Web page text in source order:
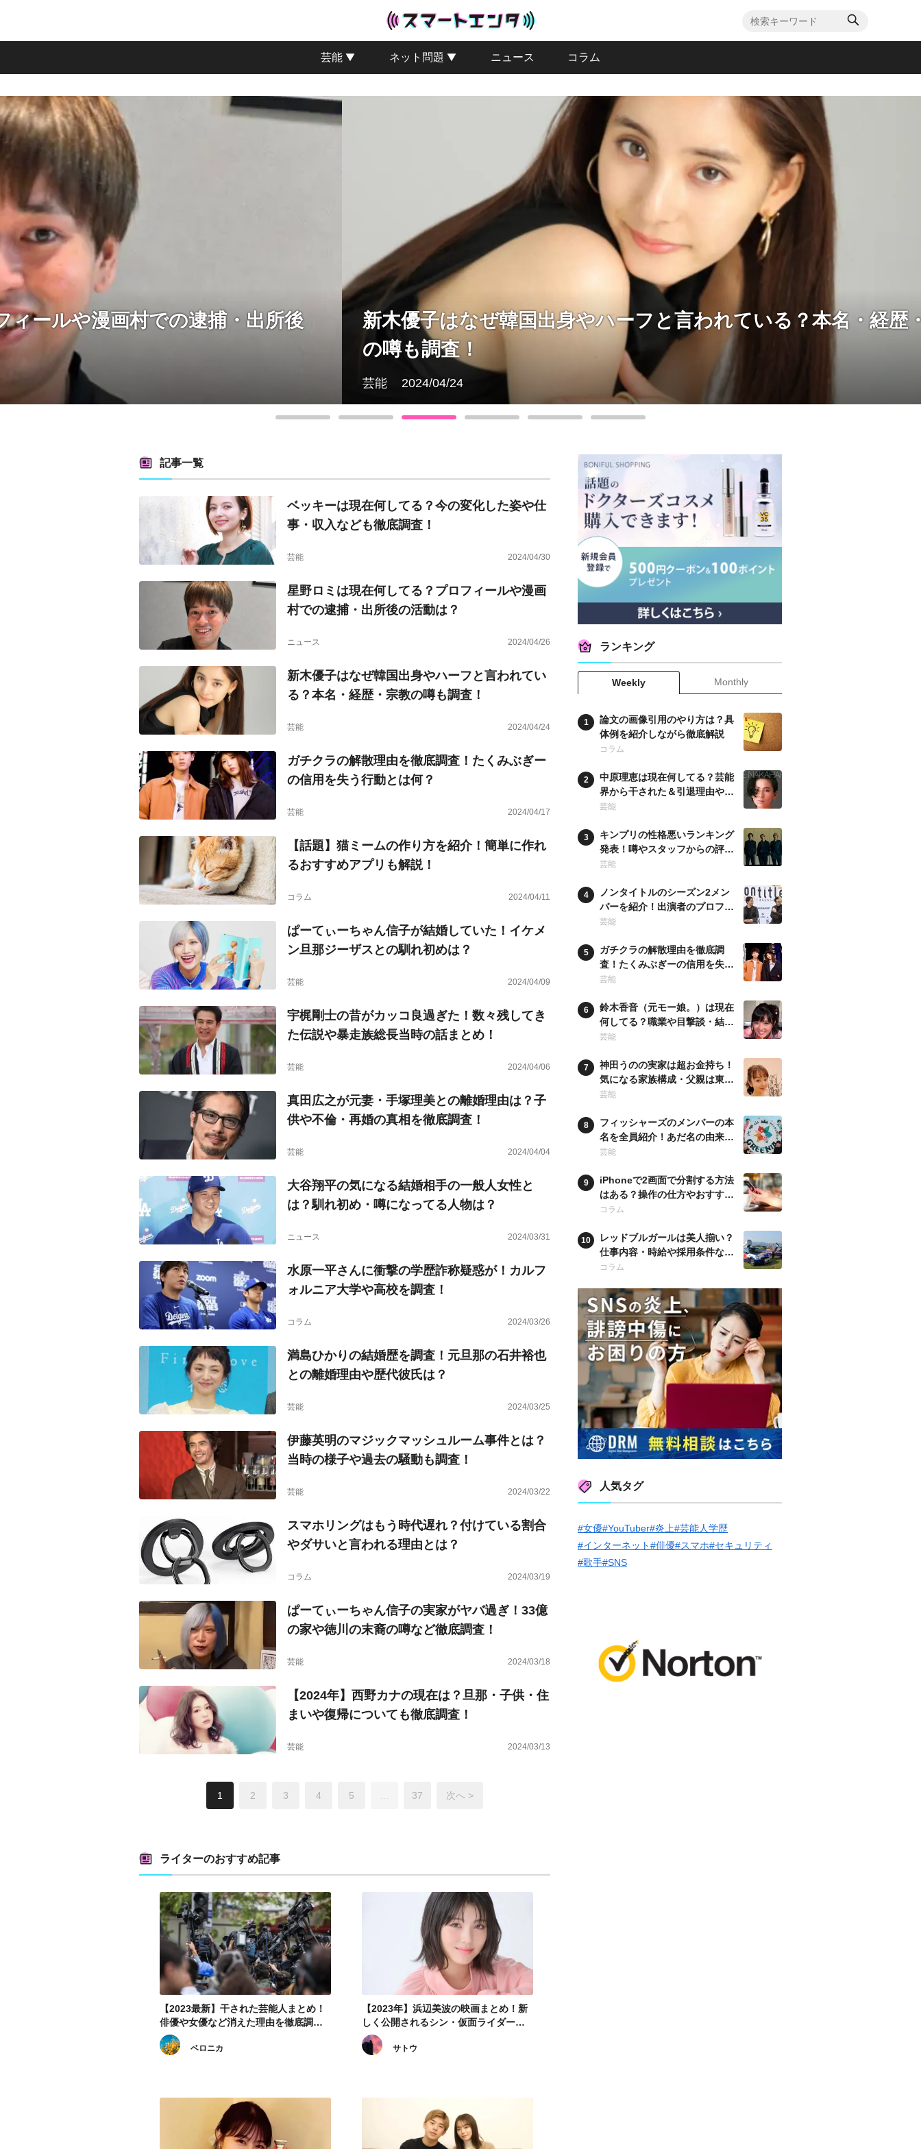
芸能 ネット問題 ニュース コラム
・出所後
新木優子はなぜ韓国出身やハーフと言われている？本名・経歴・宗教
ガチクラの
記事一覧
ベッキーは現在何してる？今の変化した姿や仕
事・収入なども徹底調査！
芸能 2024/04/30
星野ロミは現在何してる？プロフィールや漫画
村での逮捕・出所後の活動は？
ニュース 2024/04/26
新木優子はなぜ韓国出身やハーフと言われてい
る？本名・経歴・宗教の噂も調査！
芸能 2024/04/24
ガチクラの解散理由を徹底調査！たくみぶぎー
の信用を失う行動とは何？
芸能 2024/04/17
【話題】猫ミームの作り方を紹介！簡単に作れ
るおすすめアプリも解説！
コラム 2024/04/11
ぱーてぃーちゃん信子が結婚していた！イケメ
ン旦那ジーザスとの馴れ初めは？
芸能 2024/04/09
宇梶剛士の昔がカッコ良過ぎた！数々残してき
た伝説や暴走族総長当時の話まとめ！
芸能 2024/04/06
真田広之が元妻・手塚理美との離婚理由は？子
供や不倫・再婚の真相を徹底調査！
芸能 2024/04/04
大谷翔平の気になる結婚相手の一般人女性と
は？馴れ初め・噂になってる人物は？
ニュース 2024/03/31
水原一平さんに衝撃の学歴詐称疑惑が！カルフ
ォルニア大学や高校を調査！
コラム 2024/03/26
満島ひかりの結婚歴を調査！元旦那の石井裕也
との離婚理由や歴代彼氏は？
芸能 2024/03/25
伊藤英明のマジックマッシュルーム事件とは？
当時の様子や過去の騒動も調査！
芸能 2024/03/22
スマホリングはもう時代遅れ？付けている割合
やダサいと言われる理由とは？
コラム 2024/03/19
ぱーてぃーちゃん信子の実家がヤバ過ぎ！33億
の家や徳川の末裔の噂など徹底調査！
芸能 2024/03/18
【2024年】西野カナの現在は？旦那・子供・住
まいや復帰についても徹底調査！
芸能 2024/03/13
1 2 3 4 5 37 次へ >
ライターのおすすめ記事
【2023最新】干された芸能人まとめ！
俳優や女優など消えた理由を徹底調
査！
ベロニカ
【2023年】浜辺美波の映画まとめ！新
しく公開されるシン・仮面ライダーに
も注目
サトウ
ランキング
Weekly Monthly
論文の画像引用のやり方は？具
体例を紹介しながら徹底解説
コラム
中原理恵は現在何してる？芸能
界から干された＆引退理由や当
時の噂も徹底調査！
芸能
キンプリの性格悪いランキング
発表！噂やスタッフからの評判
なども徹底調査！
芸能
ノンタイトルのシーズン2メン
バーを紹介！出演者のプロフィ
ールを徹底調査！
芸能
ガチクラの解散理由を徹底調
査！たくみぶぎーの信用を失う
行動とは何？
芸能
鈴木香音（元モー娘。）は現在
何してる？職業や目撃談・結婚
の噂など徹底調査！
芸能
神田うのの実家は超お金持ち！
気になる家族構成・父親は東大
卒の官僚？
芸能
フィッシャーズのメンバーの本
名を全員紹介！あだ名の由来・
学歴も調査！
芸能
iPhoneで2画面で分割する方法
はある？操作の仕方やおすすめ
アプリも紹介！
コラム
レッドブルガールは美人揃い？
仕事内容・時給や採用条件など
も徹底調査！
コラム
人気タグ
#女優#YouTuber#炎上#芸能人学歴
#インターネット#俳優#スマホ#セキュリティ
#歌手#SNS